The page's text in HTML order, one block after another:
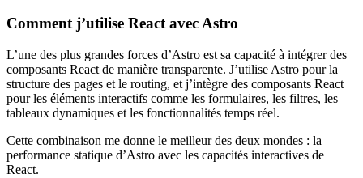
Comment j’utilise React avec Astro
L’une des plus grandes forces d’Astro est sa capacité à intégrer des
composants React de manière transparente. J’utilise Astro pour la
structure des pages et le routing, et j’intègre des composants React
pour les éléments interactifs comme les formulaires, les filtres, les
tableaux dynamiques et les fonctionnalités temps réel.
Cette combinaison me donne le meilleur des deux mondes : la
performance statique d’Astro avec les capacités interactives de
React.